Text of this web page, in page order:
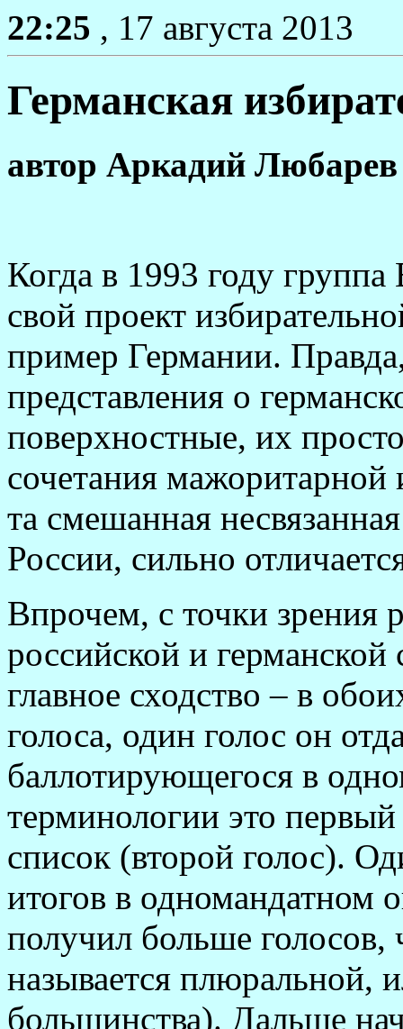
22:25 , 17 августа 2013
Германская
автор Аркадий Любарев
Когда в 1993 году
свой проект
пример Германии.
представления о
поверхностные, их
сочетания
та смешанная
России, сильно
Впрочем, с точки зрения
российской и
главное сходство – в
голоса, один голос он
баллотирующегося в
терминологии это
список (второй голос).
итогов в одномандатном
получил больше голосов,
называется плюральной,
большинства). Дальше